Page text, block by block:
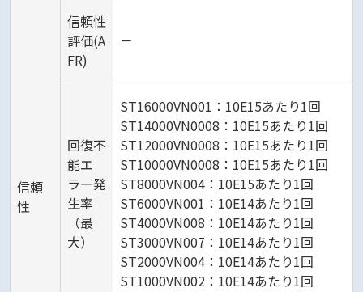
信頼
性
信頼性
評価(A
FR)
－
回復不
能エ
ラー発
生率
（最
大）
ST16000VN001：10E15あたり1回
ST14000VN0008：10E15あたり1回
ST12000VN0008：10E15あたり1回
ST10000VN0008：10E15あたり1回
ST8000VN004：10E15あたり1回
ST6000VN001：10E14あたり1回
ST4000VN008：10E14あたり1回
ST3000VN007：10E14あたり1回
ST2000VN004：10E14あたり1回
ST1000VN002：10E14あたり1回